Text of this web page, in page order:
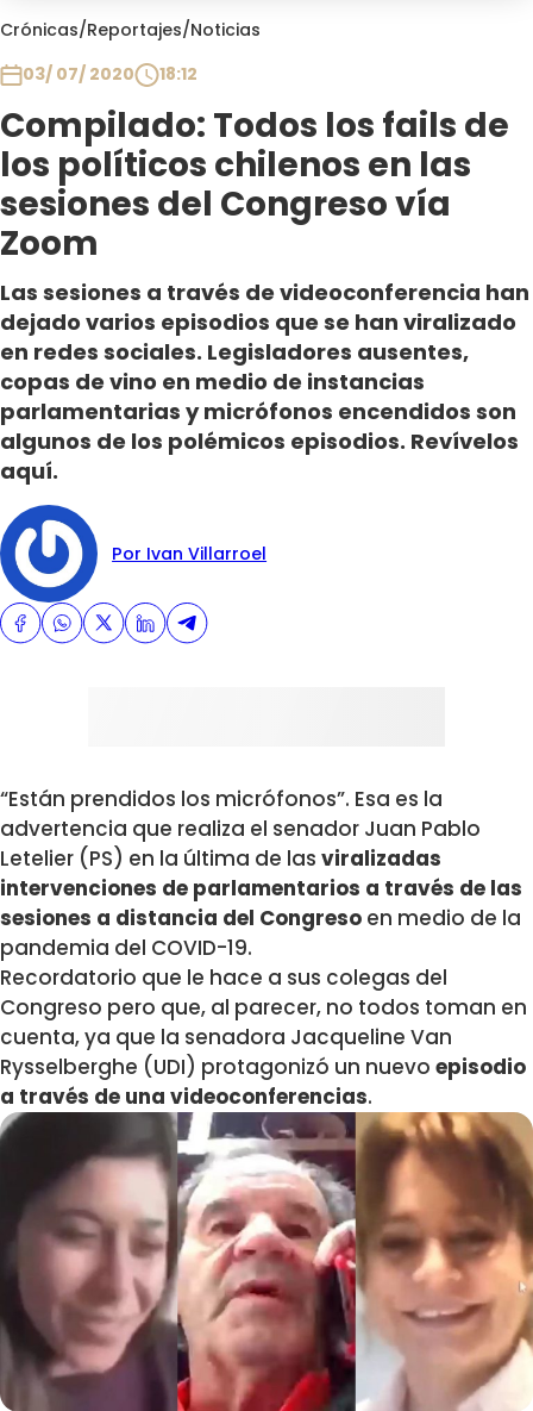
Crónicas/Reportajes/Noticias
03/ 07/ 2020
18:12
Compilado: Todos los fails de
los políticos chilenos en las
sesiones del Congreso vía
Zoom
Las sesiones a través de videoconferencia han
dejado varios episodios que se han viralizado
en redes sociales. Legisladores ausentes,
copas de vino en medio de instancias
parlamentarias y micrófonos encendidos son
algunos de los polémicos episodios. Revívelos
aquí.
Por Ivan Villarroel
“Están prendidos los micrófonos”. Esa es la
advertencia que realiza el senador Juan Pablo
Letelier (PS) en la última de las viralizadas
intervenciones de parlamentarios a través de las
sesiones a distancia del Congreso en medio de la
pandemia del COVID-19.
Recordatorio que le hace a sus colegas del
Congreso pero que, al parecer, no todos toman en
cuenta, ya que la senadora Jacqueline Van
Rysselberghe (UDI) protagonizó un nuevo episodio
a través de una videoconferencias.
Club De La Comedia
Plan Perfecto
El Tiempo
Sabingo
Todos Los Programas